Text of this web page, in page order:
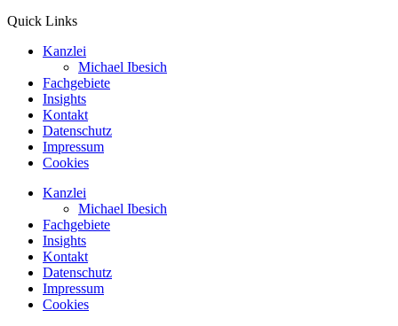
Quick Links
Kanzlei
Michael Ibesich
Fachgebiete
Insights
Kontakt
Datenschutz
Impressum
Cookies
Kanzlei
Michael Ibesich
Fachgebiete
Insights
Kontakt
Datenschutz
Impressum
Cookies